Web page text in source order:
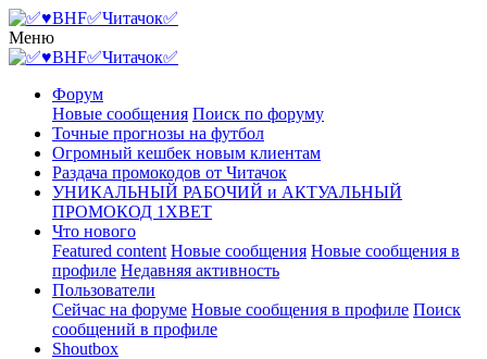
Меню
Форум
Новые сообщения Поиск по форуму
Точные прогнозы на футбол
Огромный кешбек новым клиентам
Раздача промокодов от Читачок
УНИКАЛЬНЫЙ РАБОЧИЙ и АКТУАЛЬНЫЙ
ПРОМОКОД 1XBET
Что нового
Featured content Новые сообщения Новые сообщения в
профиле Недавняя активность
Пользователи
Сейчас на форуме Новые сообщения в профиле Поиск
сообщений в профиле
Shoutbox